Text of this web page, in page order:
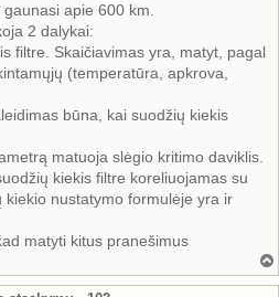
apie 600 km.
2 dalykai:
filtre. Skaičiavimas yra, matyt, pagal
(temperatūra, apkrova,
būna, kai suodžių kiekis
matuoja slėgio kritimo daviklis.
kiekis filtre koreliuojamas su
kiekio nustatymo formulėje yra ir
matyti kitus pranešimus
i